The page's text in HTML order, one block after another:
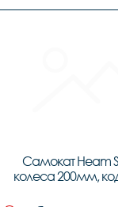
Самокат Heam
колеса 200мм, код